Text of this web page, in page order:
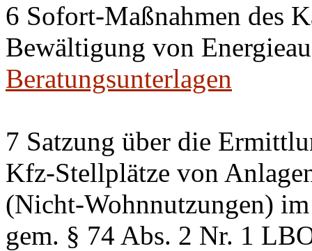
6 Sofort-Maßnahmen des
Bewältigung von
Beratungsunterlagen
7 Satzung über die
Kfz-Stellplätze von
(Nicht-Wohnnutzungen)
gem. § 74 Abs. 2 Nr. 1